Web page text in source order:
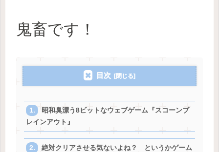
鬼畜です！
目次
昭和臭漂う8ビットなウェブゲーム『スコーンブ
レインアウト』
絶対クリアさせる気ないよね？ というかゲーム